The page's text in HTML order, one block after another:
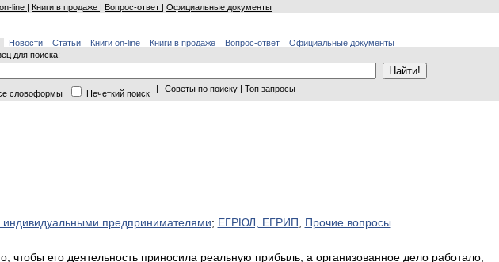
line | Книги в продаже | Вопрос-ответ | Официальные документы
Новости Статьи Книги on-line Книги в продаже Вопрос-ответ
Официальные документы
для поиска:
словоформы Нечеткий поиск | Советы по поиску | Топ запросы
предпринимателями; ЕГРЮЛ, ЕГРИП , Прочие вопросы
чтобы его деятельность приносила реальную прибыль, а организованное дело работало,